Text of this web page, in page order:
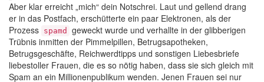
Aber klar erreicht „mich“ dein Notschrei. Laut und gellend drang
er in das Postfach, erschütterte ein paar Elektronen, als der
Prozess spamd
geweckt wurde und verhallte in der glibberigen
Trübnis inmitten der Pimmelpillen, Betrugsapotheken,
Betrugsgeschäfte, Reichwerdtipps und sonstigen Liebesbriefe
liebestoller Frauen, die es so nötig haben, dass sie sich gleich mit
Spam an ein Millionenpublikum wenden. Jenen Frauen sei nur